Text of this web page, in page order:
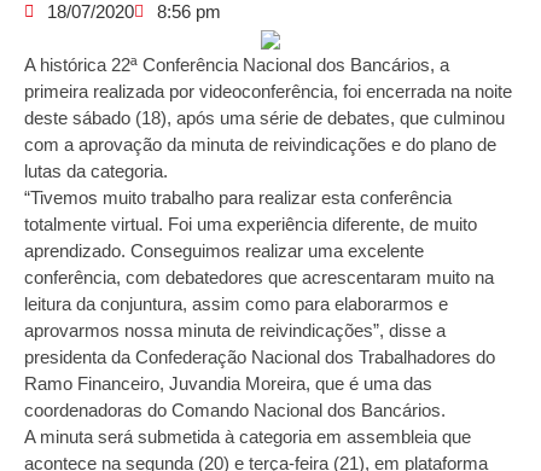
18/07/2020 8:56 pm
A histórica 22ª Conferência Nacional dos Bancários, a
primeira realizada por videoconferência, foi encerrada na noite
deste sábado (18), após uma série de debates, que culminou
com a aprovação da minuta de reivindicações e do plano de
lutas da categoria.
“Tivemos muito trabalho para realizar esta conferência
totalmente virtual. Foi uma experiência diferente, de muito
aprendizado. Conseguimos realizar uma excelente
conferência, com debatedores que acrescentaram muito na
leitura da conjuntura, assim como para elaborarmos e
aprovarmos nossa minuta de reivindicações”, disse a
presidenta da Confederação Nacional dos Trabalhadores do
Ramo Financeiro, Juvandia Moreira, que é uma das
coordenadoras do Comando Nacional dos Bancários.
A minuta será submetida à categoria em assembleia que
acontece na segunda (20) e terça-feira (21), em plataforma